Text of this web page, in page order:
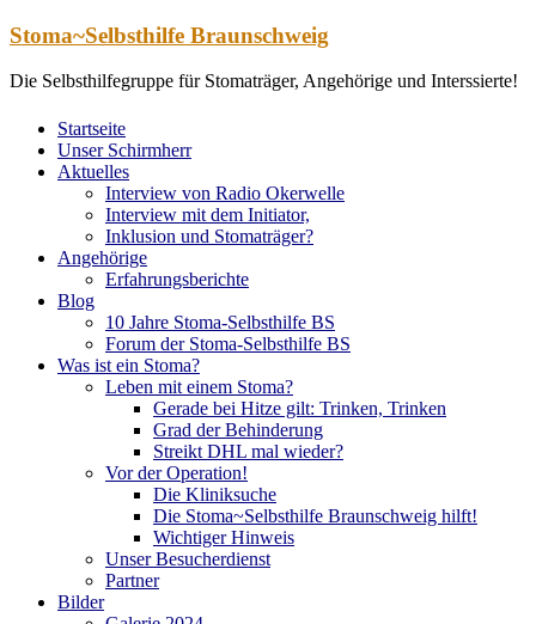
Zum
springen
Stoma~Selbsthilfe Braunschweig
Die Selbsthilfegruppe für Stomaträger, Angehörige und Interssierte!
Startseite
Unser Schirmherr
Aktuelles
Interview von Radio Okerwelle
Interview mit dem Initiator,
Inklusion und Stomaträger?
Angehörige
Erfahrungsberichte
Blog
10 Jahre Stoma-Selbsthilfe BS
Forum der Stoma-Selbsthilfe BS
Was ist ein Stoma?
Leben mit einem Stoma?
Gerade bei Hitze gilt: Trinken, Trinken
Grad der Behinderung
Streikt DHL mal wieder?
Vor der Operation!
Die Kliniksuche
Die Stoma~Selbsthilfe Braunschweig hilft!
Wichtiger Hinweis
Unser Besucherdienst
Partner
Bilder